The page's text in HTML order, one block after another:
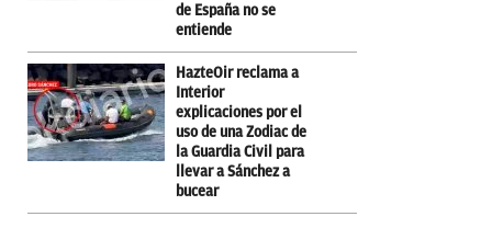
de España no se
entiende
HazteOir reclama a
Interior
explicaciones por el
uso de una Zodiac de
la Guardia Civil para
llevar a Sánchez a
bucear